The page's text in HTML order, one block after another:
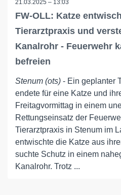
21.03.2025 – 13:03
FW-OLL: Katze
Tierarztpraxis und
Kanalrohr - Feuerwehr
befreien
Stenum (ots) - Ein geplanter
endete für eine Katze und
Freitagvormittag in einem
Rettungseinsatz der
Tierarztpraxis in Stenum im
entwischte die Katze aus
suchte Schutz in einem
Kanalrohr. Trotz ...